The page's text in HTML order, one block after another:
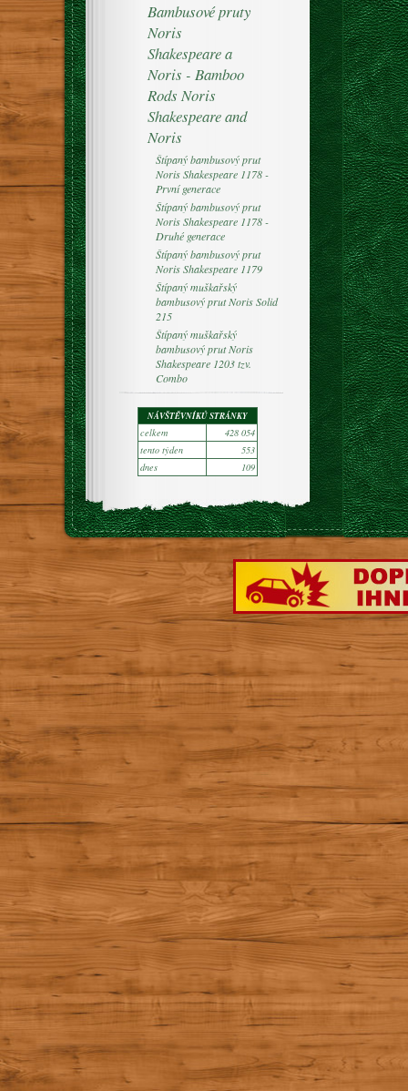
Bambusové pruty
Noris
Shakespeare a
Noris - Bamboo
Rods Noris
Shakespeare and
Noris
Štípaný bambusový prut
Noris Shakespeare 1178 -
První generace
Štípaný bambusový prut
Noris Shakespeare 1178 -
Druhé generace
Štípaný bambusový prut
Noris Shakespeare 1179
Štípaný muškařský
bambusový prut Noris Solid
215
Štípaný muškařský
bambusový prut Noris
Shakespeare 1203 tzv.
Combo
NÁVŠTĚVNÍKŮ STRÁNKY
celkem
428 054
tento týden
553
dnes
109